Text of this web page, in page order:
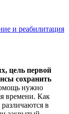
и реабилитация
цель первой
сохранить
нужно
времени. Как
в